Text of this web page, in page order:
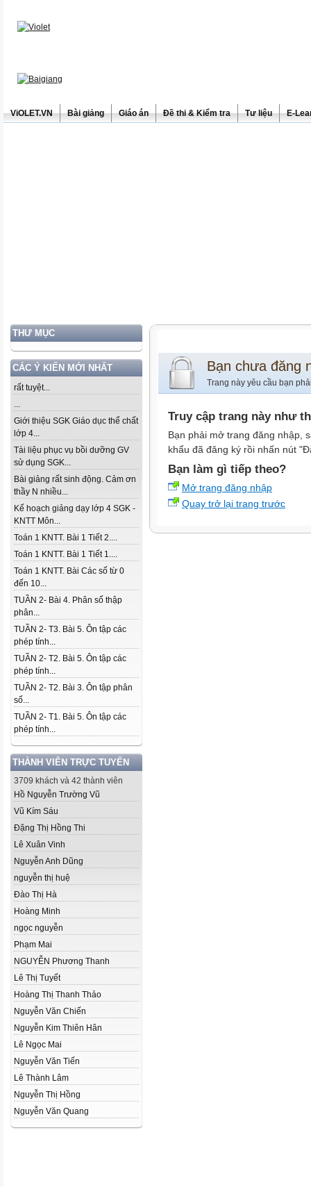
ViOLET.VN Bài giảng Giáo án Đề thi & Kiểm tra Tư liệu E-
THƯ MỤC
CÁC Ý KIẾN MỚI NHẤT
rất tuyệt...
...
Giới thiệu SGK Giáo dục thể chất
lớp 4...
Tài liệu phục vụ bồi dưỡng GV
sử dụng SGK...
Bài giảng rất sinh động. Cảm ơn
thầy N nhiều...
Kế hoạch giảng dạy lớp 4 SGK -
KNTT Môn...
Toán 1 KNTT. Bài 1 Tiết 2....
Toán 1 KNTT. Bài 1 Tiết 1....
Toán 1 KNTT. Bài Các số từ 0
đến 10...
TUẦN 2- Bài 4. Phân số thập
phân...
TUẦN 2- T3. Bài 5. Ôn tập các
phép tính...
TUẦN 2- T2. Bài 5. Ôn tập các
phép tính...
TUẦN 2- T2. Bài 3. Ôn tập phân
số...
TUẦN 2- T1. Bài 5. Ôn tập các
phép tính...
THÀNH VIÊN TRỰC TUYẾN
3709 khách và 42 thành viên
Hồ Nguyễn Trường Vũ
Vũ Kím Sáu
Đặng Thị Hồng Thi
Lê Xuân Vinh
Nguyễn Anh Dũng
nguyễn thị huệ
Đào Thị Hà
Hoàng Minh
ngọc nguyễn
Phạm Mai
NGUYỄN Phương Thanh
Lê Thị Tuyết
Hoàng Thị Thanh Thảo
Nguyễn Văn Chiến
Nguyễn Kim Thiên Hân
Lê Ngọc Mai
Nguyễn Văn Tiến
Lê Thành Lâm
Nguyễn Thị Hồng
Nguyễn Văn Quang
Bạn chưa đăng
Trang này yêu cầu bạn
Truy cập trang này như
Bạn phải mở trang đăng nhập,
khẩu đã đăng ký rồi nhấn nút
Bạn làm gì tiếp theo?
Mở trang đăng nhập
Quay trở lại trang trước